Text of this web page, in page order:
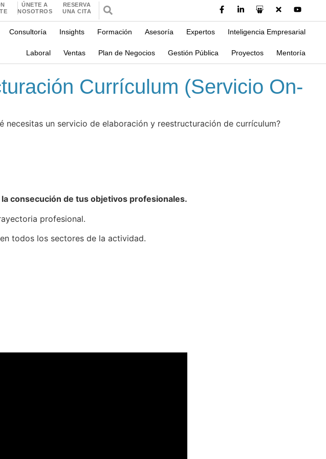
ÚNETE A
NOSOTROS
RESERVA
UNA CITA
Consultoría Insights Formación Asesoría Expertos Inteligencia Empresarial
Laboral Ventas Plan de Negocios Gestión Pública Proyectos Mentoría
Currículum (Servicio On-
necesitas un servicio de elaboración y reestructuración de currículum?
consecución de tus objetivos profesionales.
profesional.
todos los sectores de la actividad.